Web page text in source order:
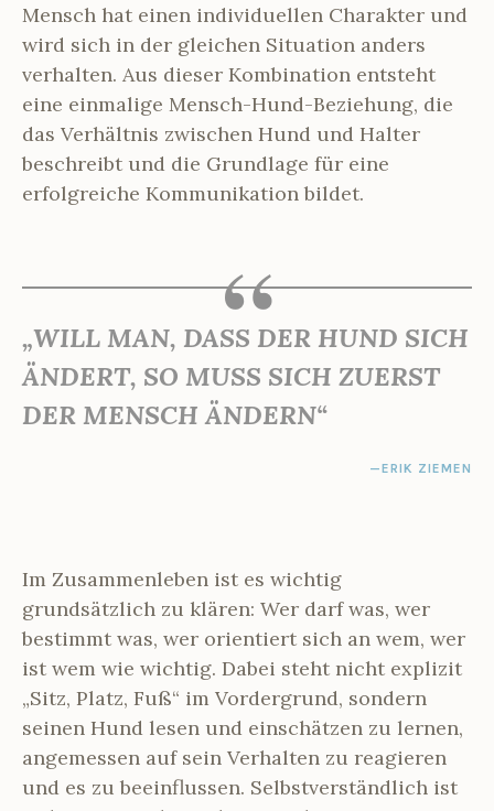
Mensch hat einen individuellen Charakter und
wird sich in der gleichen Situation anders
verhalten. Aus dieser Kombination entsteht
eine einmalige Mensch-Hund-Beziehung, die
das Verhältnis zwischen Hund und Halter
beschreibt und die Grundlage für eine
erfolgreiche Kommunikation bildet.
„WILL MAN, DASS DER HUND SICH
ÄNDERT, SO MUSS SICH ZUERST
DER MENSCH ÄNDERN“
ERIK ZIEMEN
Im Zusammenleben ist es wichtig
grundsätzlich zu klären: Wer darf was, wer
bestimmt was, wer orientiert sich an wem, wer
ist wem wie wichtig. Dabei steht nicht explizit
„Sitz, Platz, Fuß“ im Vordergrund, sondern
seinen Hund lesen und einschätzen zu lernen,
angemessen auf sein Verhalten zu reagieren
und es zu beeinflussen. Selbstverständlich ist